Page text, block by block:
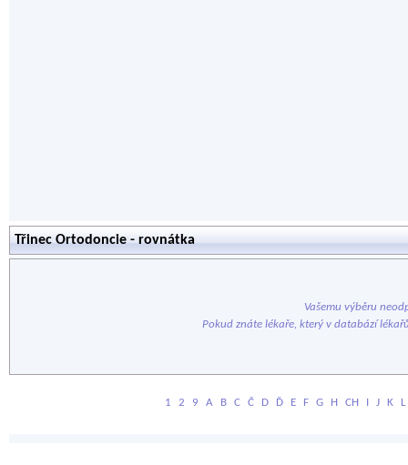
Třinec Ortodoncie - rovnátka
Vašemu výběru
Pokud znáte lékaře, který v databází
1 2 9 A B C Č D Ď E F G H CH I J K L